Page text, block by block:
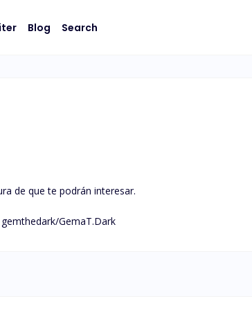
Blog Search
de que te podrán interesar.
GemaT.Dark